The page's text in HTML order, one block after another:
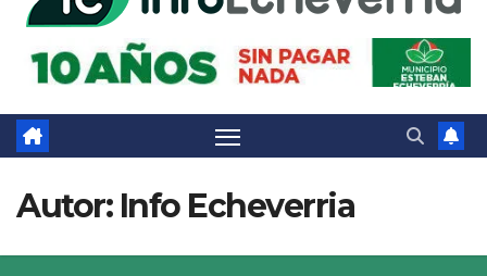
Autor: Info Echeverria